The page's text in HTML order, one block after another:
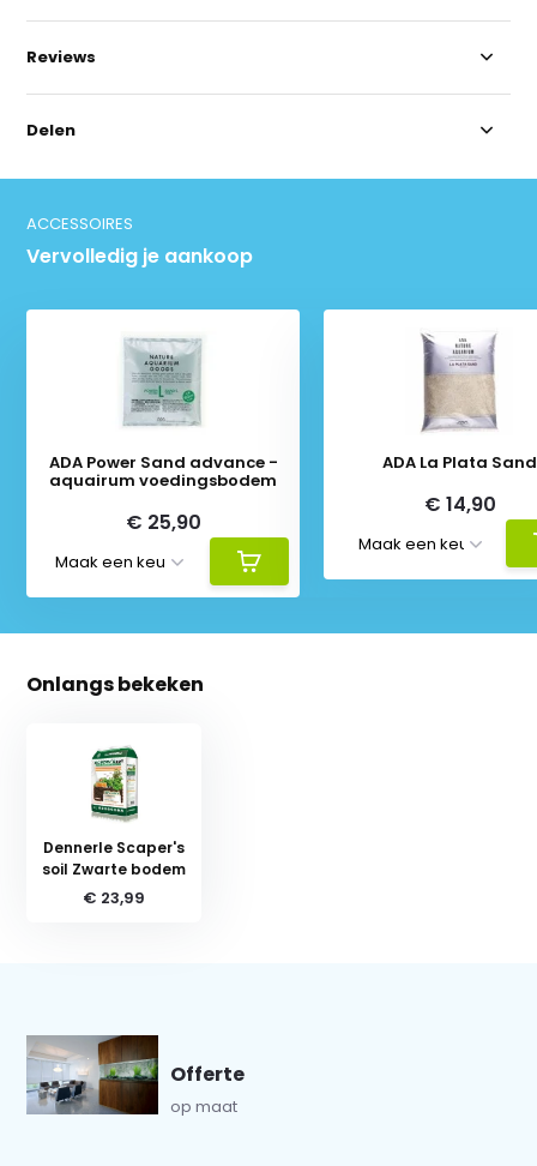
Reviews
Delen
ACCESSOIRES
Vervolledig je aankoop
ADA Power Sand advance -
aquairum voedingsbodem
€ 25,90
ADA La Plata Sand
€ 14,90
Onlangs bekeken
Dennerle Scaper's
soil Zwarte bodem
€ 23,99
Offerte
op maat